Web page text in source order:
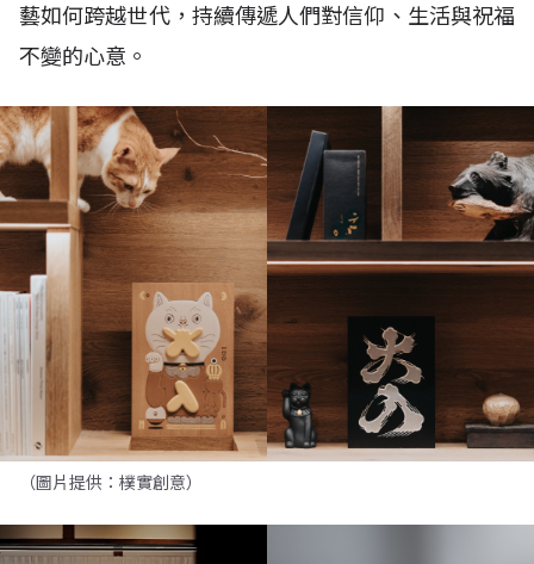
藝如何跨越世代，持續傳遞人們對信仰、生活與祝福
不變的心意。
（圖片提供：樸實創意）